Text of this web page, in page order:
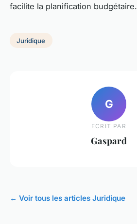
facilite la planification budgétaire.
Juridique
G
ECRIT PAR
Gaspard
← Voir tous les articles Juridique